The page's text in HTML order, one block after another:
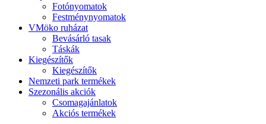
Fotónyomatok
Festménynyomatok
VMöko ruházat
Bevásárló tasak
Táskák
Kiegészítők
Kiegészítők
Nemzeti park termékek
Szezonális akciók
Csomagajánlatok
Akciós termékek